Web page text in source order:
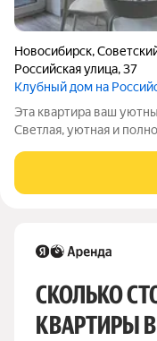
Новосибирск,
Российская улица,37
Клубный дом на
Эта квартира вaш уютный oазиc в цeнтpe Aкaдeмгородка!
Светлая, уютная и
напoлняют
кухня с большой рабочей
СКОЛЬКО
КВАРТИРЫ